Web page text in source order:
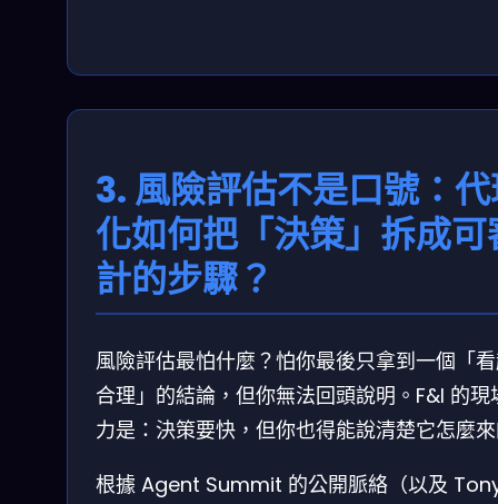
3. 風險評估不是口號：
化如何把「決策」拆成可
計的步驟？
風險評估最怕什麼？怕你最後只拿到一個「
合理」的結論，但你無法回頭說明。F&I 的現
力是：決策要快，但你也得能說清楚它怎麼
根據 Agent Summit 的公開脈絡（以及